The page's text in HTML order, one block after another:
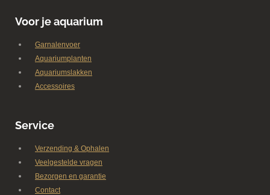
Voor je aquarium
Garnalenvoer
Aquariumplanten
Aquariumslakken
Accessoires
Service
Verzending & Ophalen
Veelgestelde vragen
Bezorgen en garantie
Contact